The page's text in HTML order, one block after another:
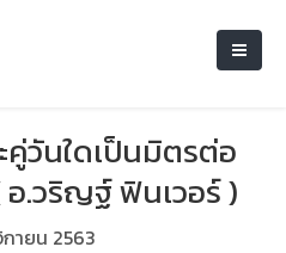
คู่วันใดเป็นมิตรต่อ
.วริญฐ์ ฟินเวอร์ )
ายน 2563